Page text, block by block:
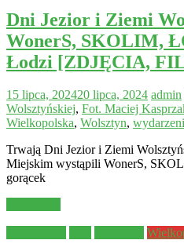
Dni Jezior i Ziemi
WonerS, SKOLIM,
Łodzi [ZDJĘCIA,
15 lipca, 202420 lipca, 2024 admin
Wolsztyńskiej, Fot. Maciej
Wielkopolska, Wolsztyn,
Trwają Dni Jezior i Ziemi
Miejskim wystąpili WonerS,
gorącek